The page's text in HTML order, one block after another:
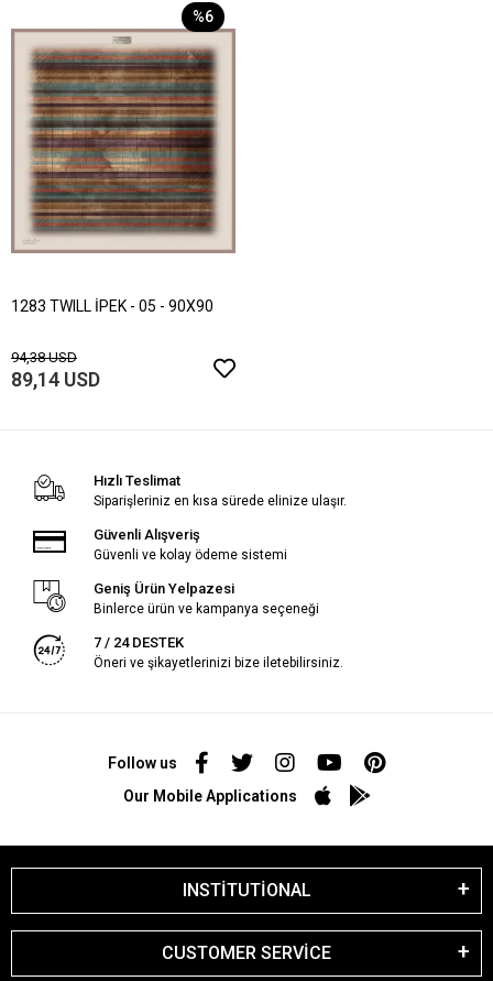
%6
1283 TWILL İPEK - 05 - 90X90
94,38 USD
89,14 USD
Hızlı Teslimat
Siparişleriniz en kısa sürede elinize ulaşır.
Güvenli Alışveriş
Güvenli ve kolay ödeme sistemi
Geniş Ürün Yelpazesi
Binlerce ürün ve kampanya seçeneği
7 / 24 DESTEK
Öneri ve şikayetlerinizi bize iletebilirsiniz.
Follow us
Our Mobile Applications
INSTİTUTİONAL
CUSTOMER SERVİCE